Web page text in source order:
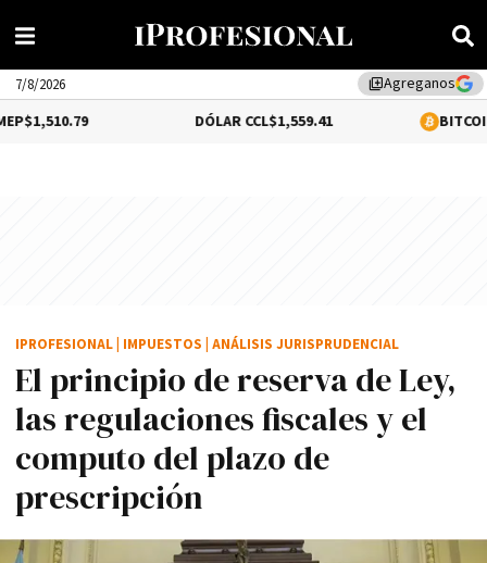
library_addAgreganos
7/8/2026
$1,559.41 -0.02%
El principio de reserva de Ley,
las regulaciones fiscales y el
computo del plazo de
prescripción
IPROFESIONAL IMPUESTOS ANÁLISIS JURISPRUDENCIAL